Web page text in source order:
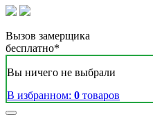
Вызов замерщика
бесплатно*
Вы ничего не выбрали
В избранном: 0 товаров